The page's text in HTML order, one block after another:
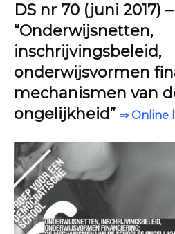
DS nr 70 (juni 2017)
“Onderwijsnetten,
inschrijvingsbeleid,
onderwijsvormen
mechanismen van
ongelijkheid” ⇒ Online